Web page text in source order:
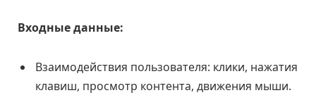
Входные данные:
Взаимодействия пользователя: клики, нажатия
клавиш, просмотр контента, движения мыши.